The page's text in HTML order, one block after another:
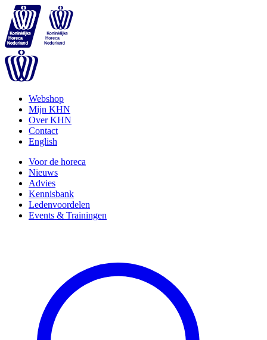
Webshop
Mijn KHN
Over KHN
Contact
English
Voor de horeca
Nieuws
Advies
Kennisbank
Ledenvoordelen
Events & Trainingen